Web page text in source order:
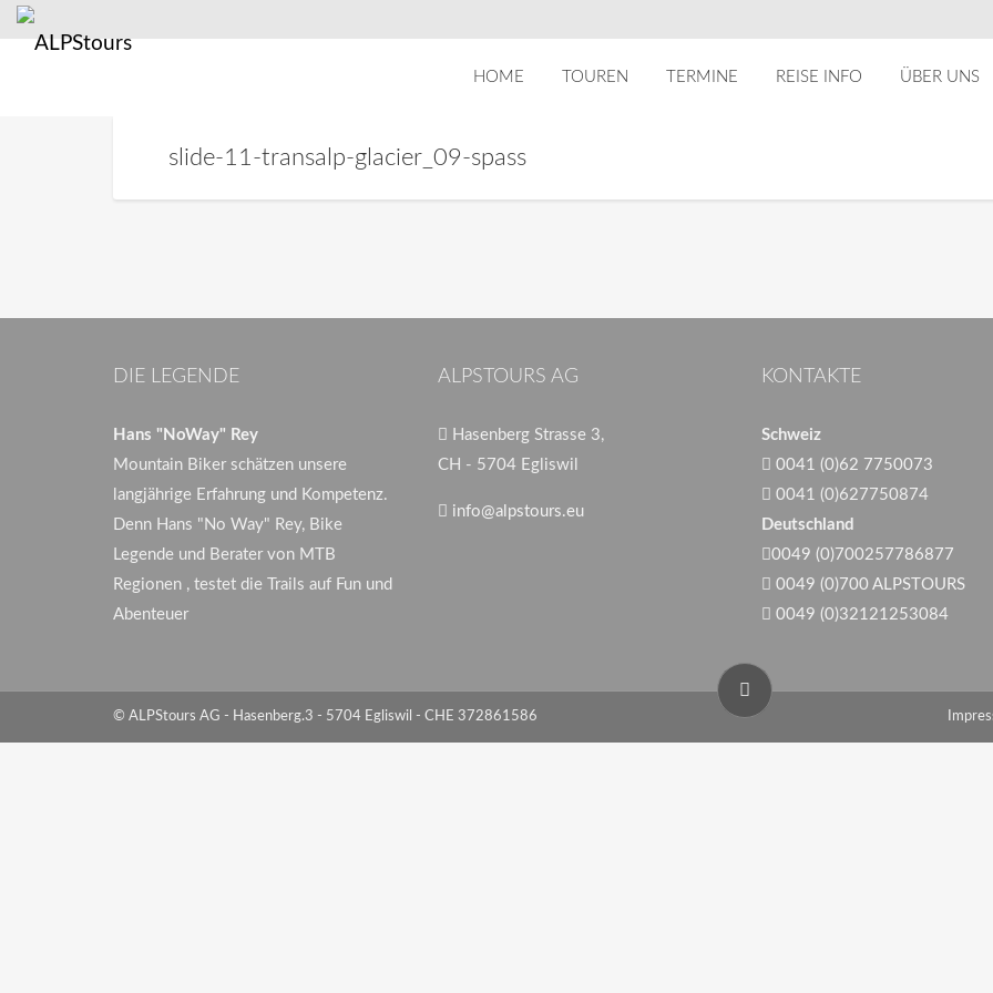
HOME TOUREN TERMINE REISE INFO ÜBER UNS
slide-11-transalp-glacier_09-spass
DIE LEGENDE
Hans "NoWay" Rey
Mountain Biker schätzen unsere
langjährige Erfahrung und Kompetenz.
Denn Hans "No Way" Rey, Bike
Legende und Berater von MTB
Regionen , testet die Trails auf Fun und
Abenteuer
ALPSTOURS AG
Hasenberg Strasse 3,
CH - 5704 Egliswil
info@alpstours.eu
KONTAKTE
Schweiz
0041 (0)62 7750073
0041 (0)627750874
Deutschland
0049 (0)700257786877
0049 (0)700 ALPSTOURS
0049 (0)32121253084
© ALPStours AG - Hasenberg.3 - 5704 Egliswil - CHE 372861586